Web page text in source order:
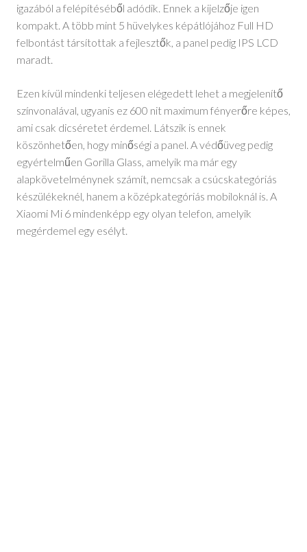
igazából a felépítéséből adódik. Ennek a kijelzője igen
kompakt. A több mint 5 hüvelykes képátlójához Full HD
felbontást társítottak a fejlesztők, a panel pedig IPS LCD
maradt.
Ezen kívül mindenki teljesen elégedett lehet a megjelenítő
színvonalával, ugyanis ez 600 nit maximum fényerőre képes,
ami csak dicséretet érdemel. Látszik is ennek
köszönhetően, hogy minőségi a panel. A védőüveg pedig
egyértelműen Gorilla Glass, amelyik ma már egy
alapkövetelménynek számít, nemcsak a csúcskategóriás
készülékeknél, hanem a középkategóriás mobiloknál is. A
Xiaomi Mi 6 mindenképp egy olyan telefon, amelyik
megérdemel egy esélyt.